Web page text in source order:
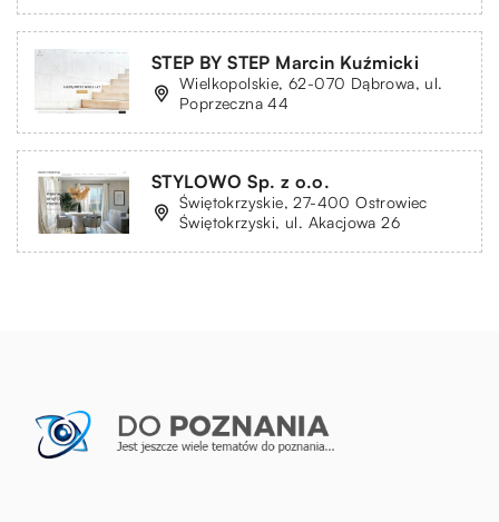
STEP BY STEP Marcin Kuźmicki
Wielkopolskie, 62-070 Dąbrowa, ul.
Poprzeczna 44
STYLOWO Sp. z o.o.
Świętokrzyskie, 27-400 Ostrowiec
Świętokrzyski, ul. Akacjowa 26